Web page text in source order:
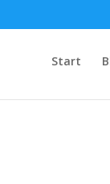
Start